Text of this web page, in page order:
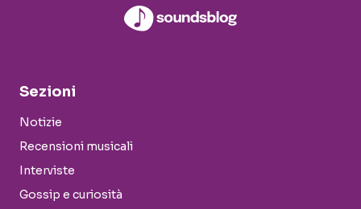
Sezioni
Notizie
Recensioni musicali
Interviste
Gossip e curiosità